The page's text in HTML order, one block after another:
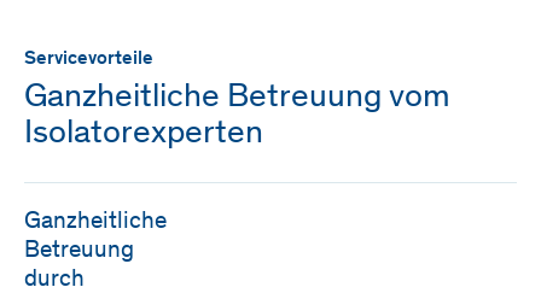
Servicevorteile
Ganzheitliche Betreuung vom
Isolatorexperten
Ganzheitliche
Betreuung
durch